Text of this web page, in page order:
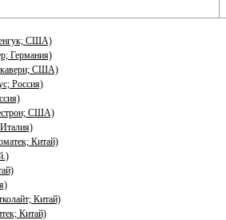
США)
Германия)
США)
Россия)
США)
Китай)
Китай)
Китай)